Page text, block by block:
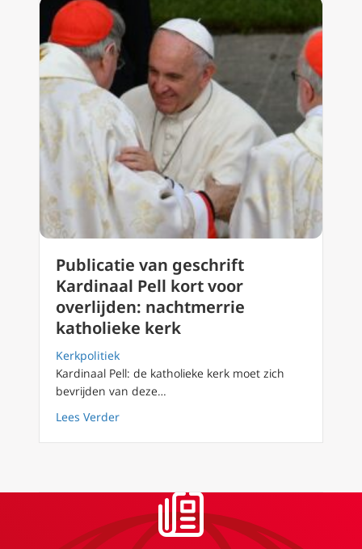
Publicatie van geschrift
Kardinaal Pell kort voor
overlijden: nachtmerrie
katholieke kerk
Kerkpolitiek
Kardinaal Pell: de katholieke kerk moet zich
bevrijden van deze…
Lees Verderabout Publicatie van geschrift Kardinaal